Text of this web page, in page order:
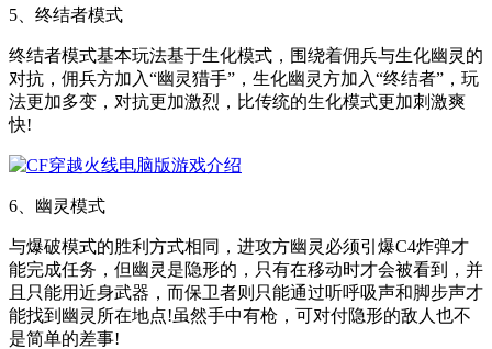
5、终结者模式
终结者模式基本玩法基于生化模式，围绕着佣兵与生化幽灵的
对抗，佣兵方加入“幽灵猎手”，生化幽灵方加入“终结者”，玩
法更加多变，对抗更加激烈，比传统的生化模式更加刺激爽
快!
6、幽灵模式
与爆破模式的胜利方式相同，进攻方幽灵必须引爆C4炸弹才
能完成任务，但幽灵是隐形的，只有在移动时才会被看到，并
且只能用近身武器，而保卫者则只能通过听呼吸声和脚步声才
能找到幽灵所在地点!虽然手中有枪，可对付隐形的敌人也不
是简单的差事!